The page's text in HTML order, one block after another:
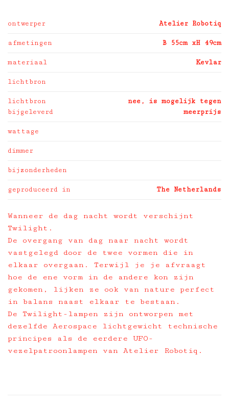
ontwerper Atelier Robotiq
afmetingen B 55cm xH 49cm
materiaal Kevlar
lichtbron
lichtbron
bijgeleverd
nee, is mogelijk tegen
meerprijs
wattage
dimmer
bijzonderheden
geproduceerd in The Netherlands
Wanneer de dag nacht wordt verschijnt
Twilight.
De overgang van dag naar nacht wordt
vastgelegd door de twee vormen die in
elkaar overgaan. Terwijl je je afvraagt ​​
hoe de ene vorm in de andere kon zijn
gekomen, lijken ze ook van nature perfect
in balans naast elkaar te bestaan.
De Twilight-lampen zijn ontworpen met
dezelfde Aerospace lichtgewicht technische
principes als de eerdere UFO-
vezelpatroonlampen van Atelier Robotiq.